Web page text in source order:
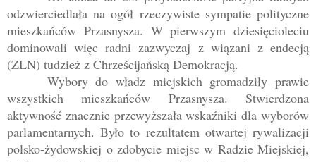
odzwierciedlała na ogół rzeczywiste sympatie polityczne
mieszkańców Przasnysza. W pierwszym dziesięcioleciu
dominowali więc radni zazwyczaj z wiązani z endecją
(ZLN) tudzież z Chrześcijańską Demokracją.
Wybory do władz miejskich gromadziły prawie
wszystkich mieszkańców Przasnysza. Stwierdzona
aktywność znacznie przewyższała wskaźniki dla wyborów
parlamentarnych. Było to rezultatem otwartej rywalizacji
polsko-żydowskiej o zdobycie miejsc w Radzie Miejskiej,